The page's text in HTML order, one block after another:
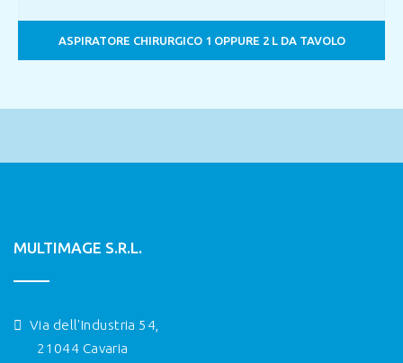
ASPIRATORE CHIRURGICO 1 OPPURE 2 L DA TAVOLO
MULTIMAGE S.R.L.
Via dell'Industria 54,
21044 Cavaria